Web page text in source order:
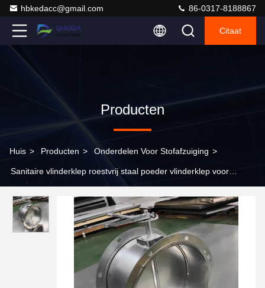
hbkedacc@gmail.com 86-0317-8188867
Citaat
Producten
Huis > Producten > Onderdelen Voor Stofafzuiging >
Sanitaire vlinderklep roestvrij staal poeder vlinderklep voor